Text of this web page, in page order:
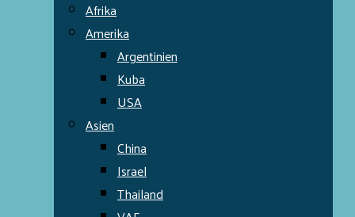
Afrika
Amerika
Argentinien
Kuba
USA
Asien
China
Israel
Thailand